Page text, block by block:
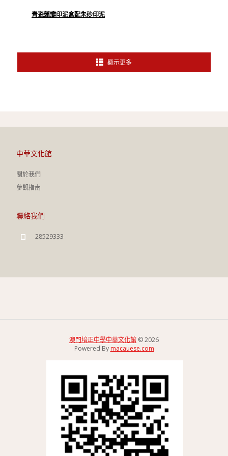
青瓷蓮瓣印泥盒配朱砂印泥
顯示更多
中華文化館
關於我們
參觀指南
聯絡我們
28529333
澳門培正中學中華文化館 © 2026
Powered By macauese.com